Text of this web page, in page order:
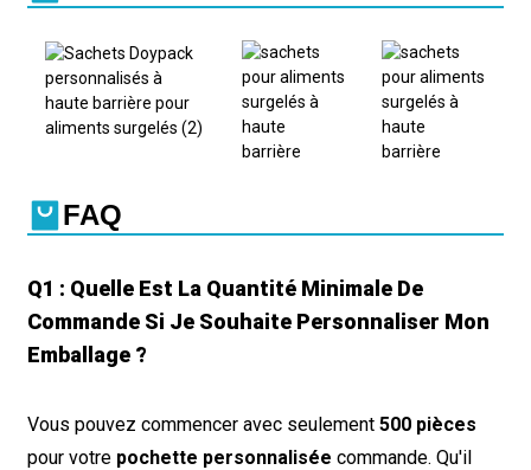
FAQ
Q1 : Quelle Est La Quantité Minimale De
Commande Si Je Souhaite Personnaliser Mon
Emballage ?
Vous pouvez commencer avec seulement 500 pièces
pour votre pochette personnalisée commande. Qu'il